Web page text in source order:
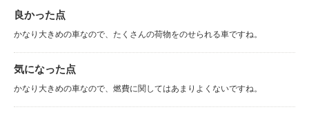
良かった点
かなり大きめの車なので、たくさんの荷物をのせられる車ですね。
気になった点
かなり大きめの車なので、燃費に関してはあまりよくないですね。